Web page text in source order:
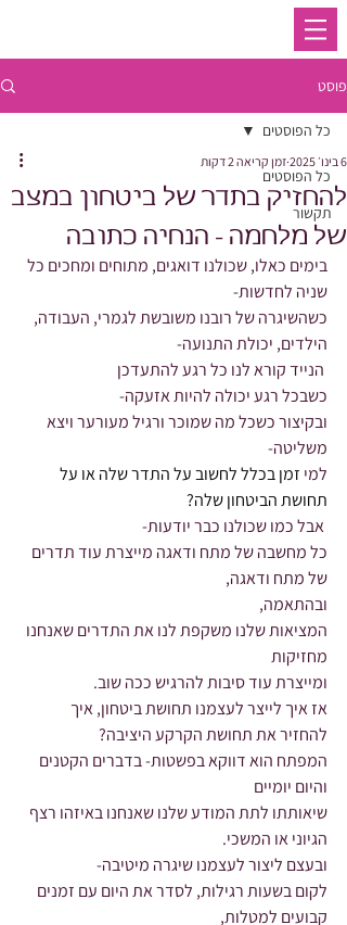
פוסט
כל הפוסטים
תקשור
כל הפוסטים
להחזיק בתדר של ביטחון במצב
של מלחמה - הנחיה כתובה
6 בינו׳ 2025 זמן קריאה 2 דקות
‏בימים כאלו, שכולנו דואגים, מתוחים ומחכים כל
שניה לחדשות-
כשהשיגרה של רובנו משובשת לגמרי, העבודה,
הילדים, יכולת התנועה-
הנייד קורא לנו כל רגע להתעדכן
כשבכל רגע יכולה להיות אזעקה-
ובקיצור כשכל מה שמוכר ורגיל מעורער ויצא
משליטה-
למי זמן בכלל לחשוב על התדר שלה או על
תחושת הביטחון שלה?
אבל כמו שכולנו כבר יודעות-
כל מחשבה של מתח ודאגה מייצרת עוד תדרים
של מתח ודאגה,
ובהתאמה,
המציאות שלנו משקפת לנו את התדרים שאנחנו
מחזיקות
ומייצרת עוד סיבות להרגיש ככה שוב.
אז איך לייצר לעצמנו תחושת ביטחון, איך
להחזיר את תחושת הקרקע היציבה?
המפתח הוא דווקא בפשטות- בדברים הקטנים
והיום יומיים
שיאותתו לתת המודע שלנו שאנחנו באיזהו רצף
הגיוני או המשכי.
ובעצם ליצור לעצמנו שיגרה מיטיבה-
לקום בשעות רגילות, לסדר את היום עם זמנים
קבועים למטלות,